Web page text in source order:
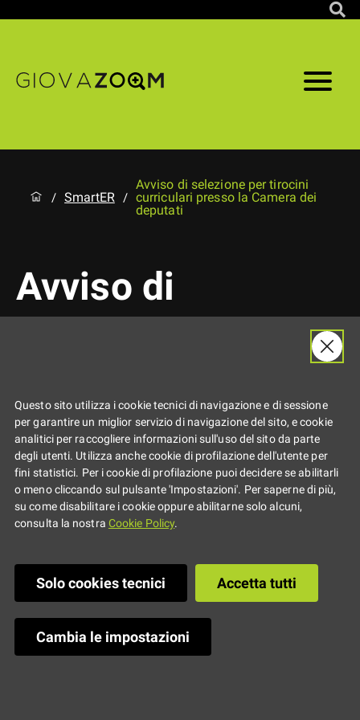
/ SmartER /
Avviso di selezione per tirocini
curriculari presso la Camera dei
deputati
Avviso di
presso la Camera
dei deputati
giugno - 6 luglio 2026
Questo sito utilizza i cookie tecnici di navigazione e di sessione
per garantire un miglior servizio di navigazione del sito, e cookie
analitici per raccogliere informazioni sull'uso del sito da parte
degli utenti. Utilizza anche cookie di profilazione dell'utente per
fini statistici. Per i cookie di profilazione puoi decidere se abilitarli
o meno cliccando sul pulsante 'Impostazioni'. Per saperne di più,
su come disabilitare i cookie oppure abilitarne solo alcuni,
consulta la nostra Cookie Policy.
Solo cookies tecnici Accetta tutti
Cambia le impostazioni